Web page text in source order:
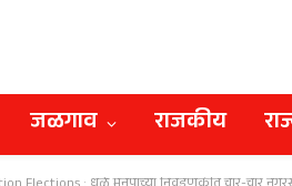
जळगाव राजकीय